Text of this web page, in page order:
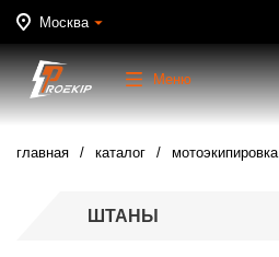
Москва
Меню
главная каталог мотоэкипировка
ШТАНЫ